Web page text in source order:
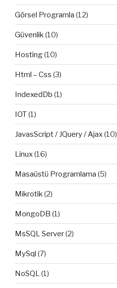
Görsel Programla (12)
Güvenlik(10)
Hosting(10)
Html – Css (3)
IndexedDb (1)
IOT(1)
JavasScript / JQuery / Ajax(10)
Linux(16)
Masaüstü Programlama (5)
Mikrotik(2)
MongoDB (1)
MsSQL Server(2)
MySql (7)
NoSQL(1)